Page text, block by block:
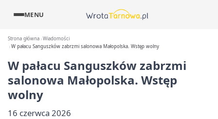
MENU
Strona główna Wiadomości
W pałacu Sanguszków zabrzmi salonowa Małopolska. Wstęp wolny
W pałacu Sanguszków zabrzmi
salonowa Małopolska. Wstęp
wolny
16 czerwca 2026